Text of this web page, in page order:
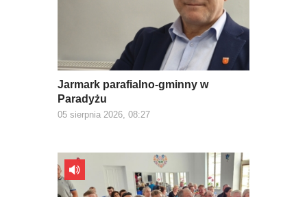
Jarmark parafialno-gminny w
Paradyżu
05 sierpnia 2026, 08:27